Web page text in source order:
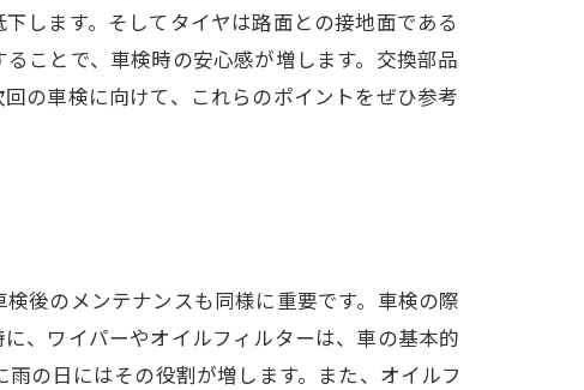
します。そしてタイヤは路面との接地面である
ことで、車検時の安心感が増します。交換部品
の車検に向けて、これらのポイントをぜひ参考
後のメンテナンスも同様に重要です。車検の際
、ワイパーやオイルフィルターは、車の基本的
の日にはその役割が増します。また、オイルフ